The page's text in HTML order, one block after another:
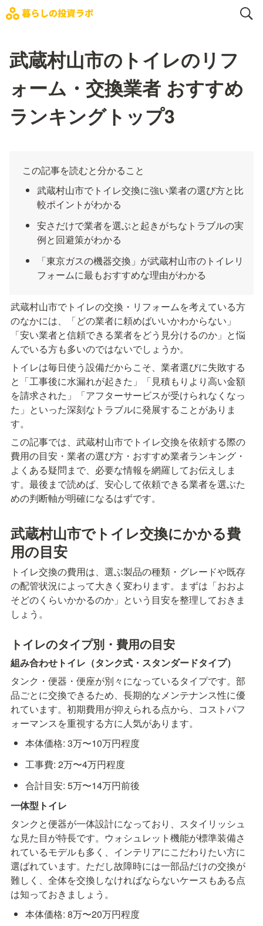
武蔵村山市のトイレのリフ
ォーム・交換業者 おすすめ
ランキングトップ3
この記事を読むと分かること
武蔵村山市でトイレ交換に強い業者の選び方と比
較ポイントがわかる
安さだけで業者を選ぶと起きがちなトラブルの実
例と回避策がわかる
「東京ガスの機器交換」が武蔵村山市のトイレリ
フォームに最もおすすめな理由がわかる
武蔵村山市でトイレの交換・リフォームを考えている方
のなかには、「どの業者に頼めばいいかわからない」
「安い業者と信頼できる業者をどう見分けるのか」と悩
んでいる方も多いのではないでしょうか。
トイレは毎日使う設備だからこそ、業者選びに失敗する
と「工事後に水漏れが起きた」「見積もりより高い金額
を請求された」「アフターサービスが受けられなくなっ
た」といった深刻なトラブルに発展することがありま
す。
この記事では、武蔵村山市でトイレ交換を依頼する際の
費用の目安・業者の選び方・おすすめ業者ランキング・
よくある疑問まで、必要な情報を網羅してお伝えしま
す。最後まで読めば、安心して依頼できる業者を選ぶた
めの判断軸が明確になるはずです。
武蔵村山市でトイレ交換にかかる費
用の目安
トイレ交換の費用は、選ぶ製品の種類・グレードや既存
の配管状況によって大きく変わります。まずは「おおよ
そどのくらいかかるのか」という目安を整理しておきま
しょう。
トイレのタイプ別・費用の目安
組み合わせトイレ（タンク式・スタンダードタイプ）
タンク・便器・便座が別々になっているタイプです。部
品ごとに交換できるため、長期的なメンテナンス性に優
れています。初期費用が抑えられる点から、コストパフ
ォーマンスを重視する方に人気があります。
本体価格: 3万〜10万円程度
工事費: 2万〜4万円程度
合計目安: 5万〜14万円前後
一体型トイレ
タンクと便器が一体設計になっており、スタイリッシュ
な見た目が特長です。ウォシュレット機能が標準装備さ
れているモデルも多く、インテリアにこだわりたい方に
選ばれています。ただし故障時には一部品だけの交換が
難しく、全体を交換しなければならないケースもある点
は知っておきましょう。
本体価格: 8万〜20万円程度